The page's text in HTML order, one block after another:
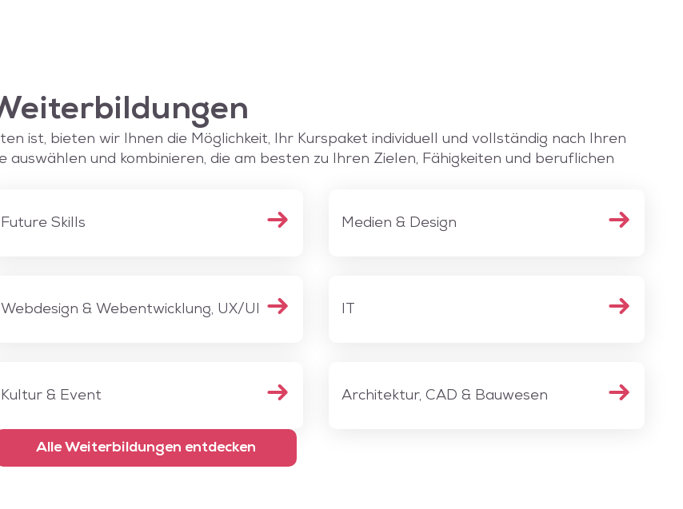
ist, bieten wir Ihnen die Möglichkeit, Ihr Kurspaket individuell und vollständig nach Ihren
auswählen und kombinieren, die am besten zu Ihren Zielen, Fähigkeiten und beruflichen
Future Skills Medien & Design
Webdesign & Webentwicklung, UX/UI
Kultur & Event Architektur, CAD & Bauwesen
Alle Weiterbildungen entdecken